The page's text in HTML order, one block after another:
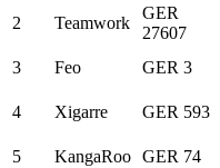
2 Teamwork
GER
27607
3 Feo GER 3
4 Xigarre GER 593
5 KangaRoo GER 74